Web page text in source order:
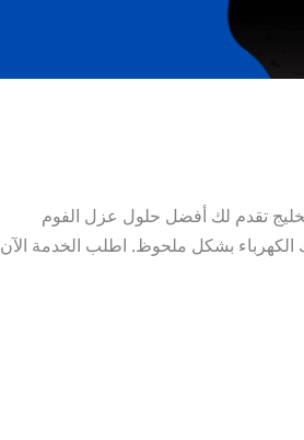
تقدم لك أفضل حلول عزل الفوم
الكهرباء بشكل ملحوظ. اطلب الخدمة الآن